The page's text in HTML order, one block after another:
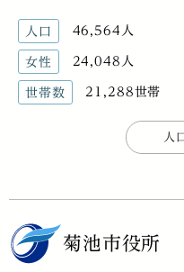
人口 46,564人
女性 24,048人
世帯数 21,288世帯
人
菊池市役所